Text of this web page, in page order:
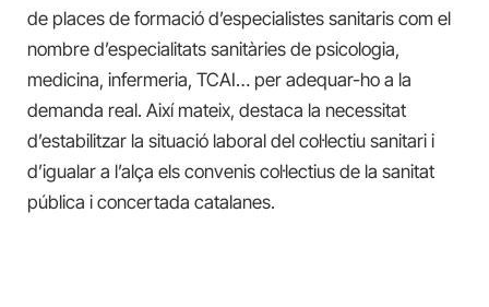
de places de formació d’especialistes sanitaris com el
nombre d’especialitats sanitàries de psicologia,
medicina, infermeria, TCAI… per adequar-ho a la
demanda real. Així mateix, destaca la necessitat
d’estabilitzar la situació laboral del col·lectiu sanitari i
d’igualar a l’alça els convenis col·lectius de la sanitat
pública i concertada catalanes.